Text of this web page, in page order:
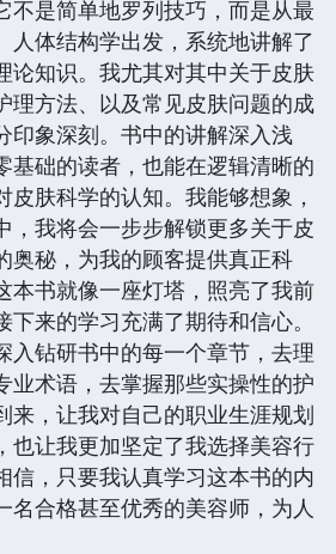
不是简单地罗列技巧，而是从最
人体结构学出发，系统地讲解了
论知识。我尤其对其中关于皮肤
理方法、以及常见皮肤问题的成
印象深刻。书中的讲解深入浅
基础的读者，也能在逻辑清晰的
皮肤科学的认知。我能够想象，
，我将会一步步解锁更多关于皮
奥秘，为我的顾客提供真正科
本书就像一座灯塔，照亮了我前
来的学习充满了期待和信心。
入钻研书中的每一个章节，去理
业术语，去掌握那些实操性的护
来，让我对自己的职业生涯规划
也让我更加坚定了我选择美容行
信，只要我认真学习这本书的内
名合格甚至优秀的美容师，为人